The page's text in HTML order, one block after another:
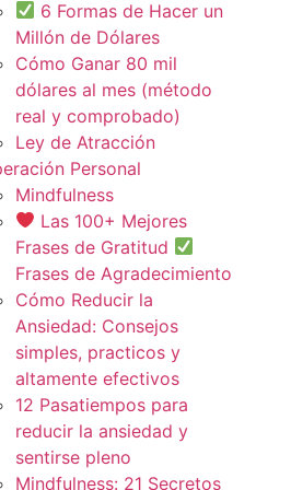
6 Formas de Hacer un
Millón de Dólares
Cómo Ganar 80 mil
dólares al mes (método
real y comprobado)
Ley de Atracción
Personal
Mindfulness
Las 100+ Mejores
Frases de Gratitud
Frases de Agradecimiento
Cómo Reducir la
Ansiedad: Consejos
simples, practicos y
altamente efectivos
12 Pasatiempos para
reducir la ansiedad y
sentirse pleno
Mindfulness: 21 Secretos